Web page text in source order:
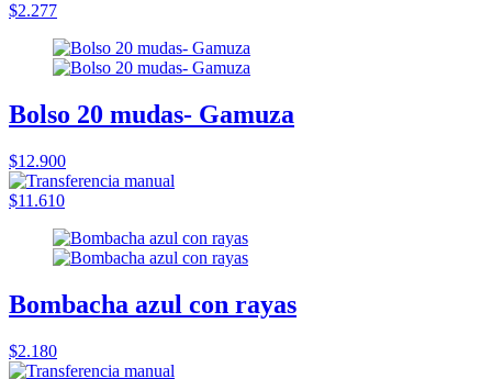
$2.277
Bolso 20 mudas- Gamuza
$12.900
$11.610
Bombacha azul con rayas
$2.180